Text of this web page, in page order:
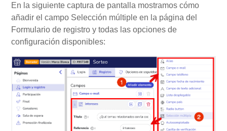
En la siguiente captura de pantalla mostramos cómo
añadir el campo Selección múltiple en la página del
Formulario de registro y todas las opciones de
configuración disponibles: